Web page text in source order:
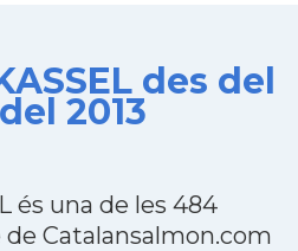
des del
2013
és una de les 484
Catalansalmon.com